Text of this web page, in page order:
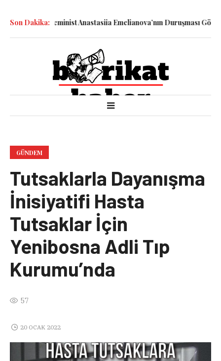
Son Dakika:
Karşıtı-Feminist Anastasiia Emelianova’nın Duruşması Görüldü
GÜNDEM
Tutsaklarla Dayanışma
İnisiyatifi Hasta
Tutsaklar İçin
Yenibosna Adli Tıp
Kurumu’nda
57
20 OCAK 2022